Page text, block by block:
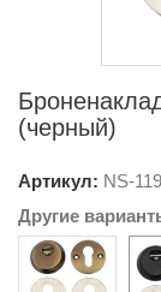
(черный)
Артикул: NS-
Другие